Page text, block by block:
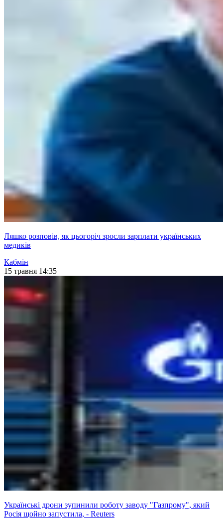
Ляшко розповів, як цьогоріч зросли зарплати українських
медиків
Кабмін
15 травня 14:35
Українські дрони зупинили роботу заводу "Газпрому", який
Росія щойно запустила, - Reuters